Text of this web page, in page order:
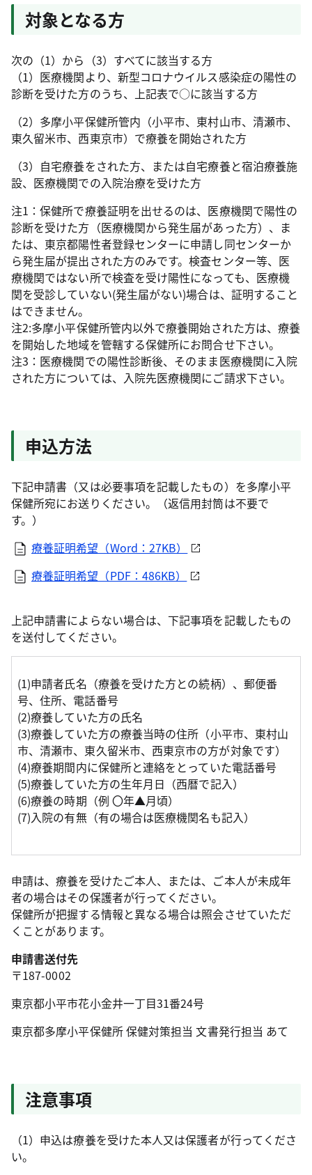
対象となる方
次の（1）から（3）すべてに該当する方
（1）医療機関より、新型コロナウイルス感染症の陽性の
診断を受けた方のうち、上記表で○に該当する方
（2）多摩小平保健所管内（小平市、東村山市、清瀬市、
東久留米市、西東京市）で療養を開始された方
（3）自宅療養をされた方、または自宅療養と宿泊療養施
設、医療機関での入院治療を受けた方
注1：保健所で療養証明を出せるのは、医療機関で陽性の
診断を受けた方（医療機関から発生届があった方）、ま
たは、東京都陽性者登録センターに申請し同センターか
ら発生届が提出された方のみです。検査センター等、医
療機関ではない所で検査を受け陽性になっても、医療機
関を受診していない(発生届がない)場合は、証明すること
はできません。
注2:多摩小平保健所管内以外で療養開始された方は、療養
を開始した地域を管轄する保健所にお問合せ下さい。
注3：医療機関での陽性診断後、そのまま医療機関に入院
された方については、入院先医療機関にご請求下さい。
申込方法
下記申請書（又は必要事項を記載したもの）を多摩小平
保健所宛にお送りください。（返信用封筒は不要で
す。）
療養証明希望（Word：27KB）
療養証明希望（PDF：486KB）
上記申請書によらない場合は、下記事項を記載したもの
を送付してください。
(1)申請者氏名（療養を受けた方との続柄）、郵便番
号、住所、電話番号
(2)療養していた方の氏名
(3)療養していた方の療養当時の住所（小平市、東村山
市、清瀬市、東久留米市、西東京市の方が対象です）
(4)療養期間内に保健所と連絡をとっていた電話番号
(5)療養していた方の生年月日（西暦で記入）
(6)療養の時期（例 〇年▲月頃）
(7)入院の有無（有の場合は医療機関名も記入）
申請は、療養を受けたご本人、または、ご本人が未成年
者の場合はその保護者が行ってください。
保健所が把握する情報と異なる場合は照会させていただ
くことがあります。
申請書送付先
〒187-0002
東京都小平市花小金井一丁目31番24号
東京都多摩小平保健所 保健対策担当 文書発行担当 あて
注意事項
（1）申込は療養を受けた本人又は保護者が行ってくださ
い。